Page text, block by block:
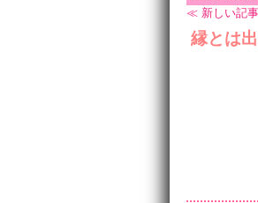
≪ 新しい記事
縁とは